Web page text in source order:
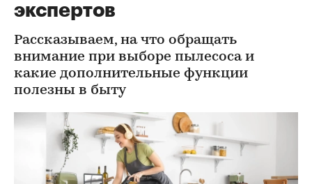
экспертов
Рассказываем, на что обращать
внимание при выборе пылесоса и
какие дополнительные функции
полезны в быту